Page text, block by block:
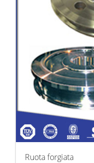
Ruota forgiata